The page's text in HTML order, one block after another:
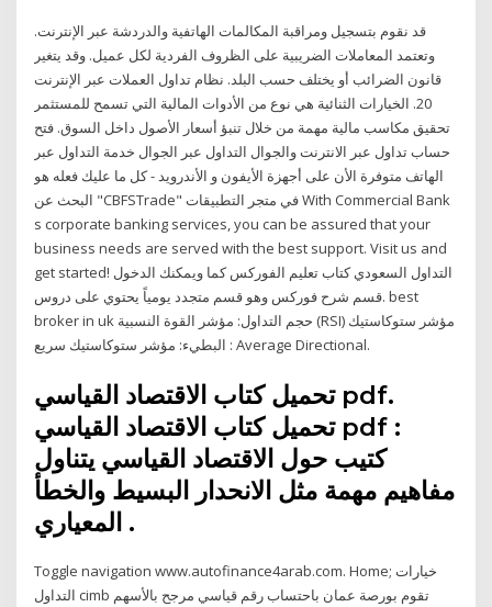
قد نقوم بتسجيل ومراقبة المكالمات الهاتفية والدردشة عبر الإنترنت.
وتعتمد المعاملات الضريبية على الظروف الفردية لكل عميل. وقد يتغير
قانون الضرائب أو يختلف حسب البلد. نظام تداول العملات عبر الإنترنت
20. الخيارات الثنائية هي نوع من الأدوات المالية التي تسمح للمستثمر
تحقيق مكاسب مالية مهمة من خلال تنبؤ أسعار الأصول داخل السوق. فتح
حساب تداول عبر الانترنت والجوال التداول عبر الجوال خدمة التداول عبر
الهاتف متوفرة الأن على أجهزة الأيفون و الأندرويد - كل ما عليك فعله هو
البحث عن "CBFSTrade" في متجر التطبيقات With Commercial Bank
s corporate banking services, you can be assured that your
business needs are served with the best support. Visit us and
get started! التداول السعودي كتاب تعليم الفوركس كما ويمكنك الدخول
قسم شرح فوركس وهو قسم متجدد يومياً يحتوي على دروس. best
broker in uk حجم التداول: مؤشر القوة النسبية (RSI) مؤشر ستوكاستيك
البطيء: مؤشر ستوكاستيك سريع : Average Directional.
تحميل كتاب الاقتصاد القياسي pdf.
تحميل كتاب الاقتصاد القياسي pdf :
كتيب حول الاقتصاد القياسي يتناول
مفاهيم مهمة مثل الانحدار البسيط والخطأ
المعياري .
Toggle navigation www.autofinance4arab.com. Home; خيارات
التداول cimb تقوم بورصة عمان باحتساب رقم قياسي مرجح بالأسهم